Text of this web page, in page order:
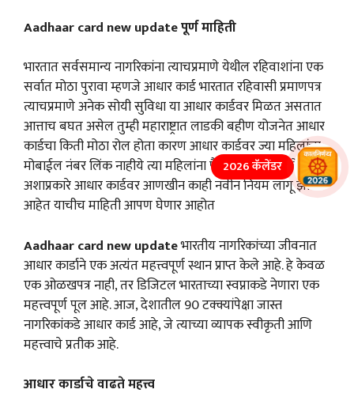
Aadhaar card new update पूर्ण माहिती
भारतात सर्वसमान्य नागरिकांना त्याचप्रमाणे येथील रहिवाशांना एक
सर्वात मोठा पुरावा म्हणजे आधार कार्ड भारतात रहिवासी प्रमाणपत्र
त्याचप्रमाणे अनेक सोयी सुविधा या आधार कार्डवर मिळत असतात
आत्ताच बघत असेल तुम्ही महाराष्ट्रात लाडकी बहीण योजनेत आधार
कार्डचा किती मोठा रोल होता कारण आधार कार्डवर ज्या महिलांचा
मोबाईल नंबर लिंक नाहीये त्या महिलांना पैसे मिळणार नव्हते तर
अशाप्रकारे आधार कार्डवर आणखीन काही नवीन नियम लागू झाले
आहेत याचीच माहिती आपण घेणार आहोत
Aadhaar card new updateभारतीय नागरिकांच्या जीवनात
आधार कार्डाने एक अत्यंत महत्त्वपूर्ण स्थान प्राप्त केले आहे. हे केवळ
एक ओळखपत्र नाही, तर डिजिटल भारताच्या स्वप्नाकडे नेणारा एक
महत्त्वपूर्ण पूल आहे. आज, देशातील 90 टक्क्यांपेक्षा जास्त
नागरिकांकडे आधार कार्ड आहे, जे त्याच्या व्यापक स्वीकृती आणि
महत्त्वाचे प्रतीक आहे.
आधार कार्डाचे वाढते महत्त्व
2026 कॅलेंडर